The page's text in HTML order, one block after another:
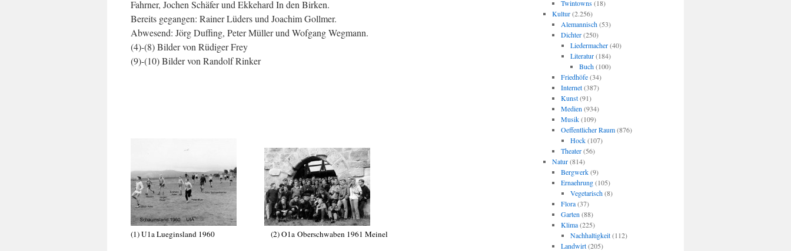
Fahrner, Jochen Schäfer und Ekkehard In den Birken.
Bereits gegangen: Rainer Lüders und Joachim Gollmer.
Abwesend: Jörg Duffing, Peter Müller und Wofgang Wegmann.
(4)-(8) Bilder von Rüdiger Frey
(9)-(10) Bilder von Randolf Rinker
(1) U1a Lueginsland 1960 (2) O1a Oberschwaben 1961 Meinel
Twintowns(18)
Kultur(2.256)
Alemannisch(53)
Dichter(250)
Liedermacher(40)
Literatur(184)
Buch(100)
Friedhöfe(34)
Internet(387)
Kunst(91)
Medien (934)
Musik(109)
Oeffentlicher Raum(876)
Hock(107)
Theater(56)
Natur(814)
Bergwerk(9)
Ernaehrung(105)
Vegetarisch(8)
Flora(37)
Garten (88)
Klima(225)
Nachhaltigkeit(112)
Landwirt(205)